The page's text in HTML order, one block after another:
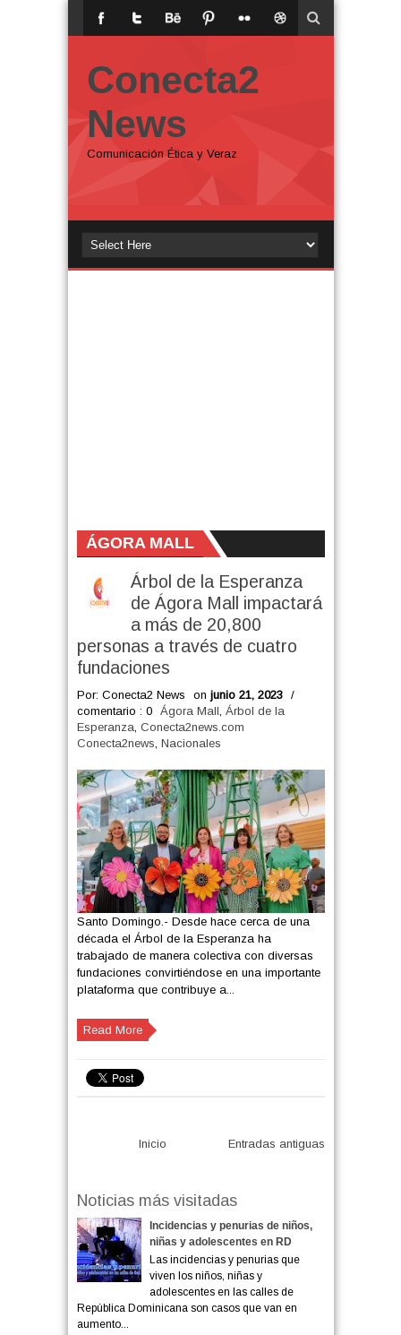
Conecta2
News
Comunicación Ética y Veraz
ÁGORA MALL
Árbol de la Esperanza
de Ágora Mall impactará
a más de 20,800
personas a través de cuatro
fundaciones
Por: Conecta2 News on junio 21, 2023
/
comentario : 0
Ágora Mall, Árbol de la
Esperanza, Conecta2news.com
Conecta2news, Nacionales
Santo Domingo.- Desde hace cerca de una
década el Árbol de la Esperanza ha
trabajado de manera colectiva con diversas
fundaciones convirtiéndose en una importante
plataforma que contribuye a...
Read More
Entradas antiguas
Inicio
Noticias más visitadas
Incidencias y penurias de niños,
niñas y adolescentes en RD
Las incidencias y penurias que
viven los niños, niñas y
adolescentes en las calles de
República Dominicana son casos que van en
aumento...